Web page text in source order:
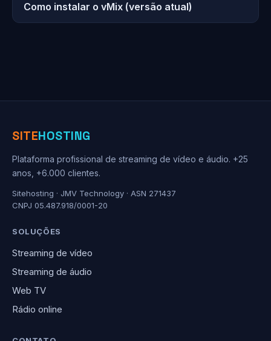
Como instalar o vMix (versão atual)
SITEHOSTING
Plataforma profissional de streaming de vídeo e áudio. +25
anos, +6.000 clientes.
Sitehosting · JMV Technology · ASN 271437
CNPJ 05.487.918/0001-20
SOLUÇÕES
Streaming de vídeo
Streaming de áudio
Web TV
Rádio online